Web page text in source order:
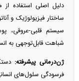
دلیل اصلی استفاده
ساختار فیزیولوژیک و
سیستم قلبی-
شباهت قابل‌توجهی به
ژن‌درمانی پیشرفته:
فرسودگی سلول‌های